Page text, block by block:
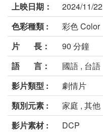
上映日期：
2024/11/22
色彩種類 :
彩色 Color
片 長：
90 分鐘
語 言：
國語 , 台語
影片類型 :
劇情片
類別元素 :
家庭 , 其他
影片素材 :
DCP